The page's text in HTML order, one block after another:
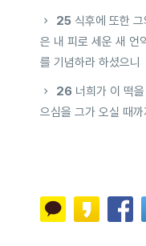
25식후에 또한 그
은 내 피로 세운 새 언
를 기념하라 하셨으니
26너희가 이 떡을
으심을 그가 오실 때